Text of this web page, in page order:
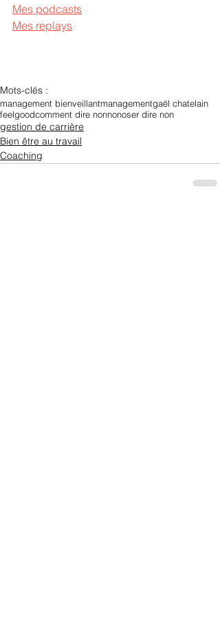
Mes podcasts
Mes replays
Mots-clés :
management bienveillantmanagementgaël chatelain
feelgoodcomment dire nonnonoser dire non
gestion de carrière
Bien être au travail
Coaching